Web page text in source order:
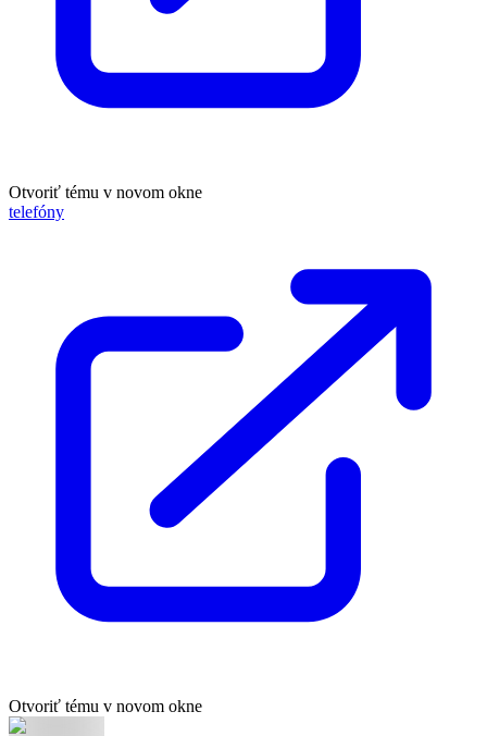
Otvoriť tému v novom okne
telefóny
Otvoriť tému v novom okne